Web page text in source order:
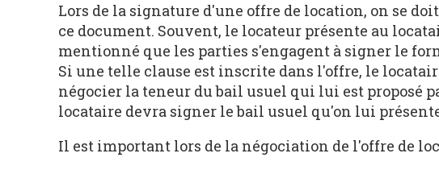
Lors de la signature d'une offre de location, on se
ce document. Souvent, le locateur présente au
mentionné que les parties s'engagent à signer le
Si une telle clause est inscrite dans l'offre, le
négocier la teneur du bail usuel qui lui est proposé
locataire devra signer le bail usuel qu'on lui
Il est important lors de la négociation de l'offre de